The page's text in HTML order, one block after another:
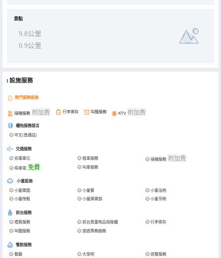
景點
9.8公里
0.9公里
設施服務
熱門服務設施
接機服務 附加费 行李寄存 叫醒服務 KTV 附加费
櫃枱服務語言
中文(普通話)
交通服務
充電車位 租車服務 接機服務 附加费
停車場 免費 叫車服務
小童設施
小童樂園 小童餐
小童浴袍
小童拖鞋
小童俱樂部 小童牙刷
前台服務
禮賓服務 前台貴重物品保險櫃
行李寄存
叫醒服務
旅遊票務服務
餐飲服務
餐廳 大堂吧 送餐服務